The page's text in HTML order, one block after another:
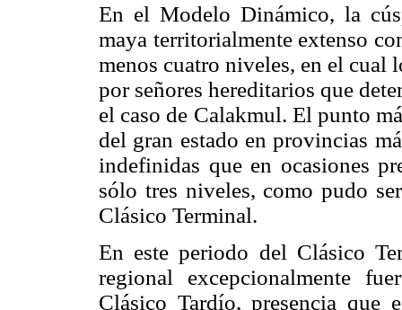
En el Modelo Dinámico, la
maya territorialmente extenso
menos cuatro niveles, en el cual
por señores hereditarios que
el caso de Calakmul. El punto
del gran estado en provincias
indefinidas que en ocasiones
sólo tres niveles, como pudo
Clásico Terminal.
En este periodo del Clásico
regional excepcionalmente
Clásico Tardío, presencia que